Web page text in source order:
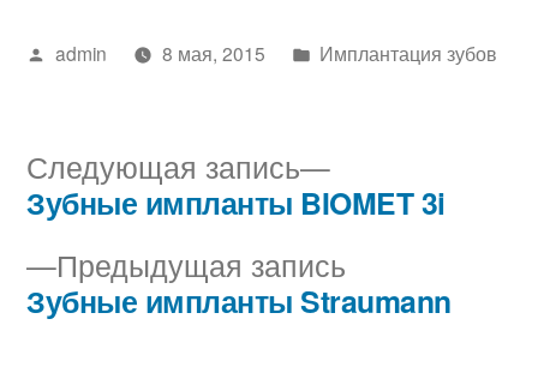
Написано
admin 8 мая, 2015
Написано
Имплантация зубов
Навигация
по
записям
Предыдущая запись
запись:
Зубные импланты Straumann
Следующая запись
Следующая
запись:
Зубные импланты BIOMET 3i